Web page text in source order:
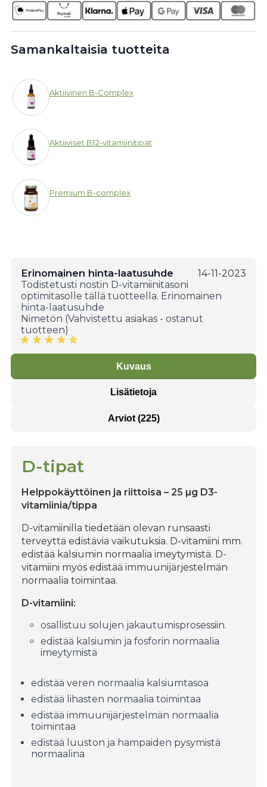
Samankaltaisia tuotteita
Aktiivinen B-Complex
Aktiiviset B12-vitamiinitipat
Premium B-complex
Erinomainen hinta-laatusuhde
14-11-2023
Todistetusti nostin D-vitamiinitasoni
optimitasolle tällä tuotteella. Erinomainen
hinta-laatusuhde
Nimetön (Vahvistettu asiakas - ostanut
tuotteen)
Kuvaus
Lisätietoja
Arviot (225)
D-tipat
Helppokäyttöinen ja riittoisa – 25 µg D3-
vitamiinia/tippa
D-vitamiinilla tiedetään olevan runsaasti
terveyttä edistäviä vaikutuksia. D-vitamiini mm.
edistää kalsiumin normaalia imeytymistä. D-
vitamiini myös edistää immuunijärjestelmän
normaalia toimintaa.
D-vitamiini:
osallistuu solujen jakautumisprosessiin.
edistää kalsiumin ja fosforin normaalia
imeytymistä
edistää veren normaalia kalsiumtasoa
edistää lihasten normaalia toimintaa
edistää immuunijärjestelmän normaalia
toimintaa
edistää luuston ja hampaiden pysymistä
normaalina